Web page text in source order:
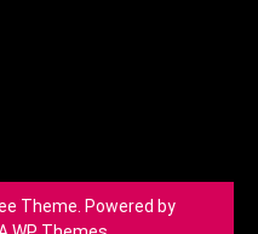
Theme. Powered by